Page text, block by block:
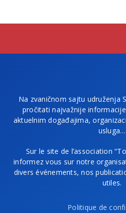
Na zvaničnom sajtu udruženja
pročitati najvažnije
aktuelnim događajima,
usluga…
Sur le site de l’association
informez vous sur notre
divers événements, nos
utiles.
Politique de